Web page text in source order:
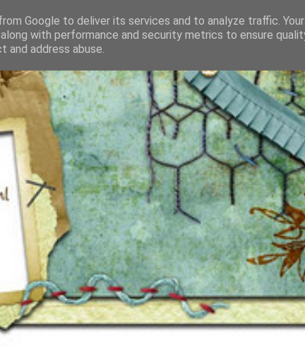
Google to deliver its services and to analyze traffic.
with performance and security metrics to ensure
address abuse.